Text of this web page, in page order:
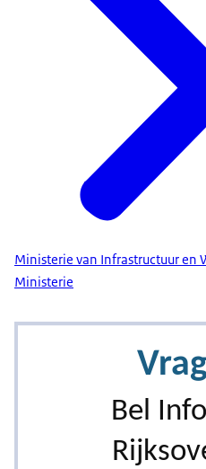
Ministerie van Infrastructuur en
Ministerie